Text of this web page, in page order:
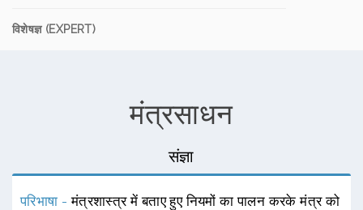
विशेषज्ञ (EXPERT)
मंत्रसाधन
संज्ञा
परिभाषा -मंत्रशास्त्र में बताए हुए नियमों का पालन करके मंत्र को